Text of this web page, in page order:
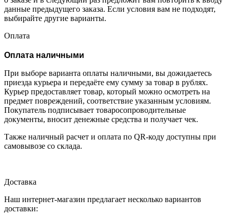
данные предыдущего заказа. Если условия вам не подходят,
выбирайте другие варианты.
Оплата
Оплата наличными
При выборе варианта оплаты наличными, вы дожидаетесь
приезда курьера и передаёте ему сумму за товар в рублях.
Курьер предоставляет товар, который можно осмотреть на
предмет повреждений, соответствие указанным условиям.
Покупатель подписывает товаросопроводительные
документы, вносит денежные средства и получает чек.
Также наличный расчет и оплата по QR-коду доступны при
самовывозе со склада.
Доставка
Наш интернет-магазин предлагает несколько вариантов
доставки: